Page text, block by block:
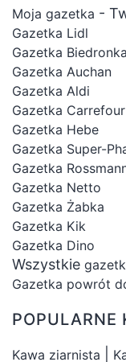
Moja gazetka -
Gazetka Lidl
Gazetka Biedronka
Gazetka Auchan
Gazetka Aldi
Gazetka Carrefour
Gazetka Hebe
Gazetka Super-
Gazetka
Gazetka Netto
Gazetka Żabka
Gazetka Kik
Gazetka Dino
Wszystkie
Gazetka powrót
POPULARNE
Kawa ziarnista